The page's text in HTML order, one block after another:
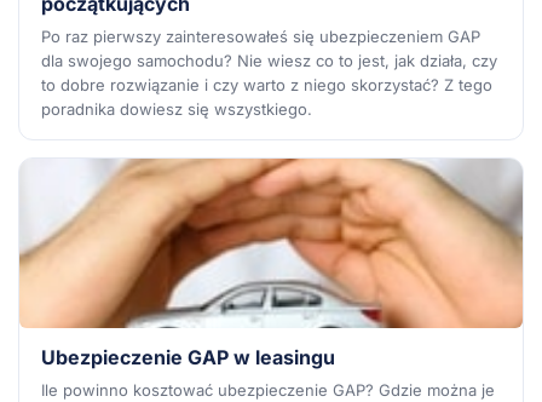
Po raz pierwszy zainteresowałeś się ubezpieczeniem GAP
dla swojego samochodu? Nie wiesz co to jest, jak działa, czy
to dobre rozwiązanie i czy warto z niego skorzystać? Z tego
poradnika dowiesz się wszystkiego.
Ubezpieczenie GAP w leasingu
Ile powinno kosztować ubezpieczenie GAP? Gdzie można je